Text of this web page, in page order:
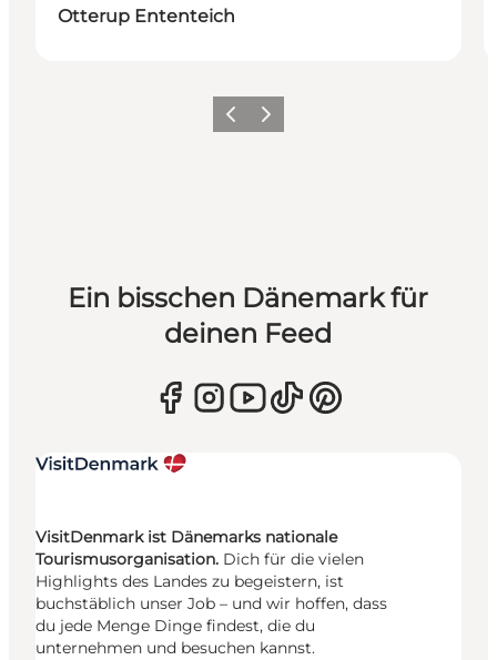
Otterup Ententeich
ZurückWeiter
Ein bisschen Dänemark für
deinen Feed
VisitDenmark ist Dänemarks nationale
Tourismusorganisation. Dich für die vielen
Highlights des Landes zu begeistern, ist
buchstäblich unser Job – und wir hoffen, dass
du jede Menge Dinge findest, die du
unternehmen und besuchen kannst.